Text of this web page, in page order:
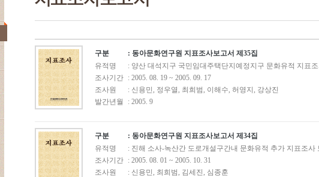
구분
: 동아문화연구원 지표조사보고서 제35집
유적명
: 양산 대석지구 국민임대주택단지예정지구 문화유적 지표
조사기간 : 2005. 08. 19 ~ 2005. 09. 17
조사원
: 신용민, 정우열, 최희범, 이해수, 허영지, 강상진
발간년월
: 2005. 9
구분
: 동아문화연구원 지표조사보고서 제34집
유적명
: 진해 소사-녹산간 도로개설구간내 문화유적 추가 지표조사
조사기간 : 2005. 08. 01 ~ 2005. 10. 31
조사원
: 신용민, 최희범, 김세진, 심종훈